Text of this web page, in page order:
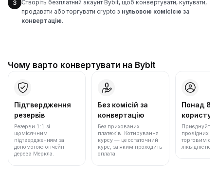
3
Створіть безплатний акаунт Bybit, щоб конвертувати, купувати,
продавати або торгувати crypto з нульовою комісією за
конвертацію.
Чому варто конвертувати на Bybit
Підтвердження
резервів
Резерви 1:1 зі
щомісячним
підтвердженням за
допомогою ончейн-
дерева Меркла.
Без комісій за
конвертацію
Без прихованих
платежів. Котирування
курсу — це остаточний
курс, за яким проходить
оплата.
Понад 86
Приєднуйтеся
провідних
торговим
ліквідністю.